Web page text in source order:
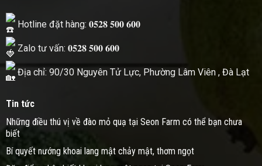
Hotline đặt hàng: 𝟎𝟓𝟐𝟖 𝟓𝟎𝟎 𝟔𝟎𝟎
Zalo tư vấn: 𝟎𝟓𝟐𝟖 𝟓𝟎𝟎 𝟔𝟎𝟎
Địa chỉ: 90/30 Nguyên Tử Lực, Phường Lâm Viên , Đà Lạt
Tin tức
Những điều thú vị về đào mỏ quạ tại Seon Farm có thể bạn chưa
biết
Bí quyết nướng khoai lang mật chảy mật, thơm ngọt